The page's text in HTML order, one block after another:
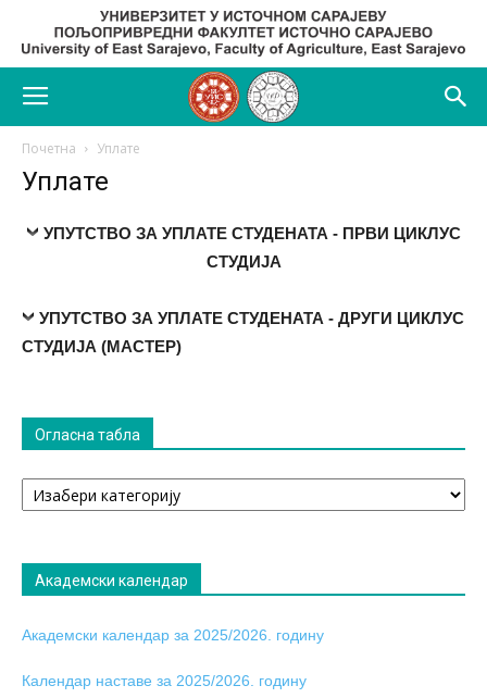
Почетна Уплате
Уплате
УПУТСТВО ЗА УПЛАТЕ СТУДЕНАТА - ПРВИ ЦИКЛУС
СТУДИЈА
УПУТСТВО ЗА УПЛАТЕ СТУДЕНАТА - ДРУГИ ЦИКЛУС
СТУДИЈА (МАСТЕР)
Огласна табла
Огласна
табла
Академски календар
Академски календар за 2025/2026. годину
Календар наставе за 2025/2026. годину